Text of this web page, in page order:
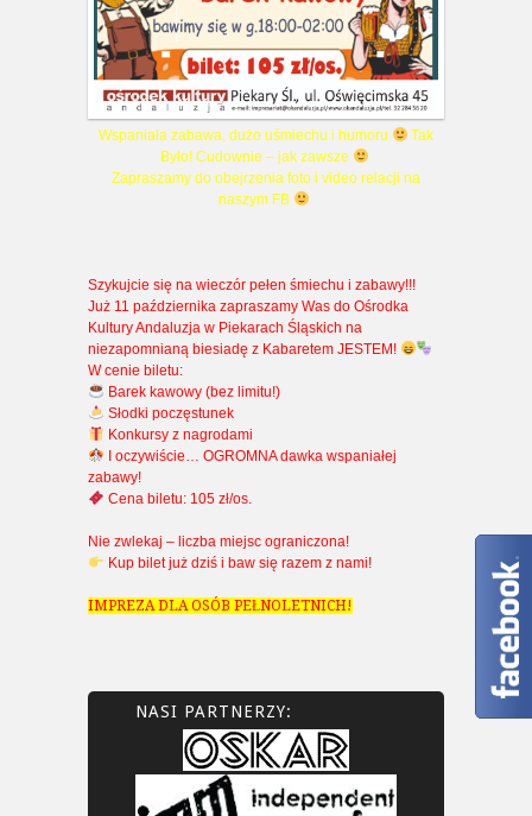
Wspaniała zabawa, dużo uśmiechu i humoru
Tak
Było! Cudownie – jak zawsze
Zapraszamy do obejrzenia foto i video relacji na
naszym FB
Szykujcie się na wieczór pełen śmiechu i zabawy!!!
Już 11 października zapraszamy Was do Ośrodka
Kultury Andaluzja w Piekarach Śląskich na
niezapomnianą biesiadę z Kabaretem JESTEM!
W cenie biletu:
Barek kawowy (bez limitu!)
Słodki poczęstunek
Konkursy z nagrodami
I oczywiście… OGROMNA dawka wspaniałej
zabawy!
Cena biletu: 105 zł/os.
Nie zwlekaj – liczba miejsc ograniczona!
Kup bilet już dziś i baw się razem z nami!
IMPREZA DLA OSÓB PEŁNOLETNICH!
NASI PARTNERZY: